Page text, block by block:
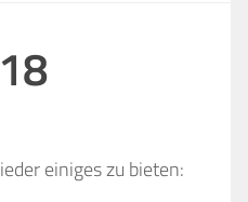
einiges zu bieten: